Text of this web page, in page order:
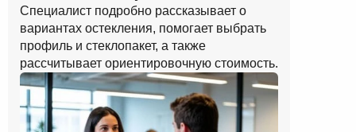
Специалист подробно рассказывает о
вариантах остекления, помогает выбрать
профиль и стеклопакет, а также
рассчитывает ориентировочную стоимость.